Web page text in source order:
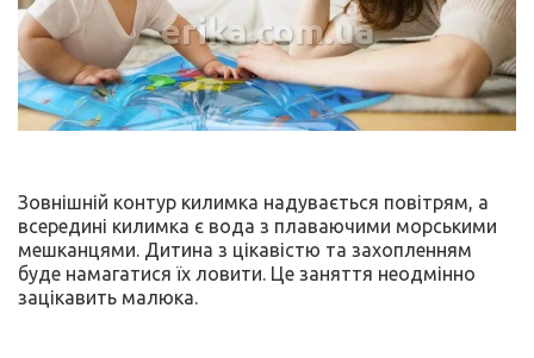
erika.com.ua
Зовнішній контур килимка надувається повітрям, а
всередині килимка є вода з плаваючими морськими
мешканцями. Дитина з цікавістю та захопленням
буде намагатися їх ловити. Це заняття неодмінно
зацікавить малюка.